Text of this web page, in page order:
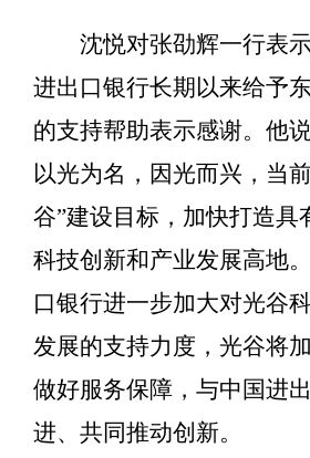
沈悦对张劭辉一行表
进出口银行长期以来给予
的支持帮助表示感谢。他
以光为名，因光而兴，当
谷”建设目标，加快打造具
科技创新和产业发展高地
口银行进一步加大对光谷
发展的支持力度，光谷将
做好服务保障，与中国进
进、共同推动创新。